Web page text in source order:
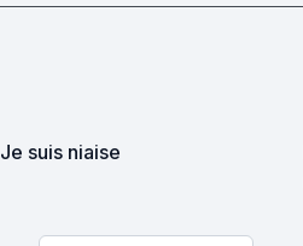
Je suis niaise